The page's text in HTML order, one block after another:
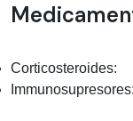
Corticosteroides:
Immunosupresores: